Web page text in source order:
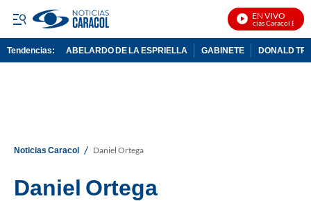
EN VIVO
Noticias Caracol En Vivo
Tendencias: ABELARDO DE LA ESPRIELLA GABINETE DONALD
Noticias Caracol / Daniel Ortega
Daniel Ortega